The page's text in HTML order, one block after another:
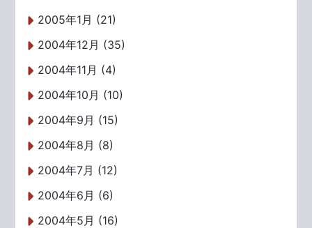
2005年1月 (21)
2004年12月 (35)
2004年11月 (4)
2004年10月 (10)
2004年9月 (15)
2004年8月 (8)
2004年7月 (12)
2004年6月 (6)
2004年5月 (16)